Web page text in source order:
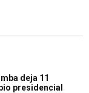
deja 11
presidencial